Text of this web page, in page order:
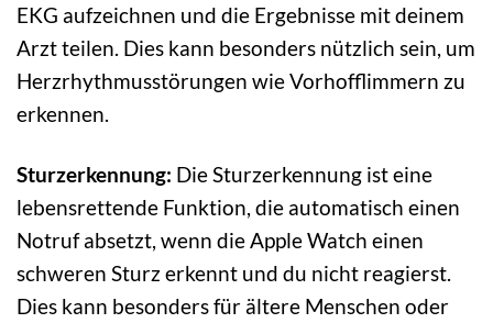
EKG aufzeichnen und die Ergebnisse mit deinem
Arzt teilen. Dies kann besonders nützlich sein, um
Herzrhythmusstörungen wie Vorhofflimmern zu
erkennen.
Sturzerkennung: Die Sturzerkennung ist eine
lebensrettende Funktion, die automatisch einen
Notruf absetzt, wenn die Apple Watch einen
schweren Sturz erkennt und du nicht reagierst.
Dies kann besonders für ältere Menschen oder